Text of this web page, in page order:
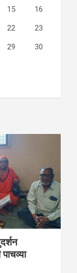
15 16
22 23
29 30
पाचव्या